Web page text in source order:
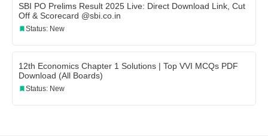
SBI PO Prelims Result 2025 Live: Direct Download Link, Cut
Off & Scorecard @sbi.co.in
Status: New
12th Economics Chapter 1 Solutions | Top VVI MCQs PDF
Download (All Boards)
Status: New